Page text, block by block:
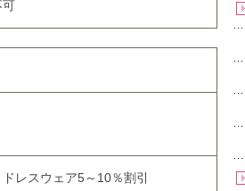
可
レスウェア5～10％割引